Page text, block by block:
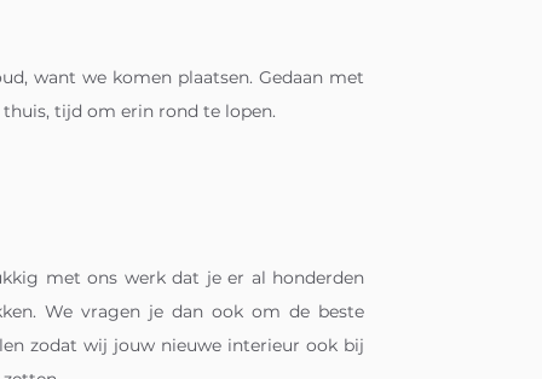
want we komen plaatsen. Gedaan met
tijd om erin rond te lopen.
met ons werk dat je er al honderden
We vragen je dan ook om de beste
zodat wij jouw nieuwe interieur ook bij